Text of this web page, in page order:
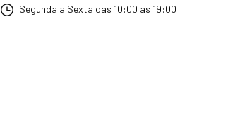
Segunda a Sexta das 10:00 as 19:00